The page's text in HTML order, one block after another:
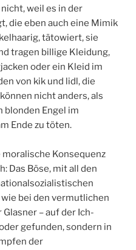
weil es in der
die eben auch eine Mimik
tätowiert, sie
tragen billige Kleidung,
oder ein Kleid im
von kik und lidl, die
nicht anders, als
blonden Engel im
Ende zu töten.
Konsequenz
Das Böse, mit all den
bei den vermutlichen
– auf der Ich-
gefunden, sondern in
der